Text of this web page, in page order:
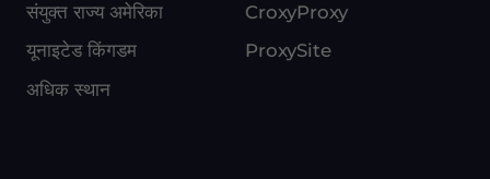
संयुक्त राज्य अमेरिका
यूनाइटेड किंगडम
अधिक स्थान
CroxyProxy
ProxySite